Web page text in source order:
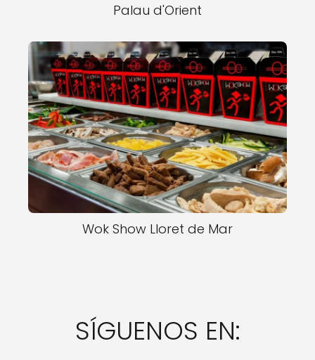
Palau d'Orient
Wok Show Lloret de Mar
SÍGUENOS EN: